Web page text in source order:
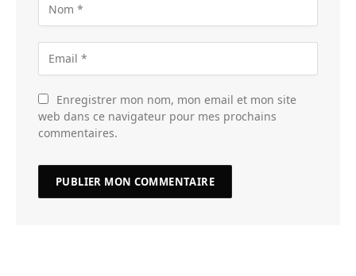
Enregistrer mon nom, mon email et mon site
web dans ce navigateur pour mes prochains
commentaires.